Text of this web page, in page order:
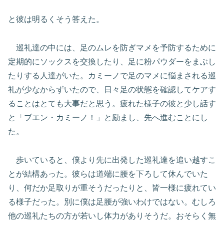
と彼は明るくそう答えた。
巡礼達の中には、足のムレを防ぎマメを予防するために
定期的にソックスを交換したり、足に粉パウダーをまぶし
たりする人達がいた。カミーノで足のマメに悩まされる巡
礼が少なからずいたので、日々足の状態を確認してケアす
ることはとても大事だと思う。疲れた様子の彼と少し話す
と「ブエン・カミーノ！」と励まし、先へ進むことにし
た。
歩いていると、僕より先に出発した巡礼達を追い越すこ
とが結構あった。彼らは道端に腰を下ろして休んでいた
り、何だか足取りが重そうだったりと、皆一様に疲れてい
る様子だった。別に僕は足腰が強いわけではない。むしろ
他の巡礼たちの方が若いし体力がありそうだ。おそらく無